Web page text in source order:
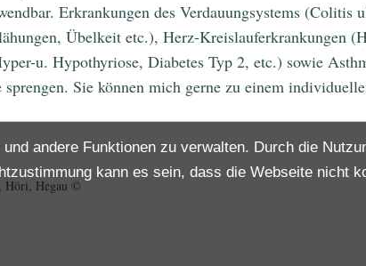
Erkrankungen des Verdauungsystems (Colitis
Übelkeit etc.), Herz-Kreislauferkrankungen
u. Hypothyriose, Diabetes Typ 2, etc.) sowie
Sie können mich gerne zu einem
Höri, Hegau ©
andere Funktionen zu verwalten. Durch die
kann es sein, dass die Webseite nicht